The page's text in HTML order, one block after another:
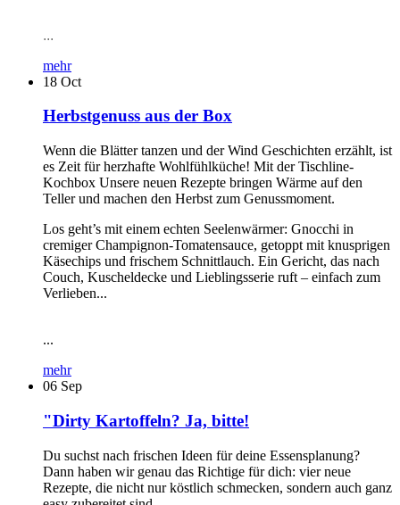
...
mehr
18 Oct
Herbstgenuss aus der Box
Wenn die Blätter tanzen und der Wind Geschichten erzählt, ist
es Zeit für herzhafte Wohlfühlküche! Mit der Tischline-
Kochbox Unsere neuen Rezepte bringen Wärme auf den
Teller und machen den Herbst zum Genussmoment.
Los geht’s mit einem echten Seelenwärmer: Gnocchi in
cremiger Champignon-Tomatensauce, getoppt mit knusprigen
Käsechips und frischem Schnittlauch. Ein Gericht, das nach
Couch, Kuscheldecke und Lieblingsserie ruft – einfach zum
Verlieben...
...
mehr
06 Sep
"Dirty Kartoffeln? Ja, bitte!
Du suchst nach frischen Ideen für deine Essensplanung?
Dann haben wir genau das Richtige für dich: vier neue
Rezepte, die nicht nur köstlich schmecken, sondern auch ganz